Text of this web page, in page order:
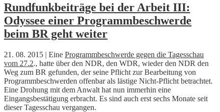
Rundfunkbeiträge bei der Arbeit III:
Odyssee einer Programmbeschwerde
beim BR geht weiter
21. 08. 2015 | Eine Programmbeschwerde gegen die Tagesschau
vom 27.2., hatte über den NDR, den WDR, wieder den NDR den
Weg zum BR gefunden, der seine Pflicht zur Bearbeitung von
Programmbeschwerden offenbar als lästige Nicht-Pflicht betrachtet.
Eine Drohung mit dem Anwalt hat nun immerhin eine
Eingangsbestätigung erbracht. Es sind auch erst sechs Monate seit
dieser Tagesschau vergangen.